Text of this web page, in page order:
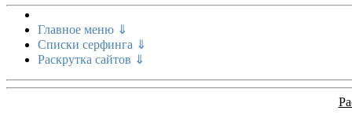
Главное меню ⇓
Списки серфинга ⇓
Раскрутка сайтов ⇓